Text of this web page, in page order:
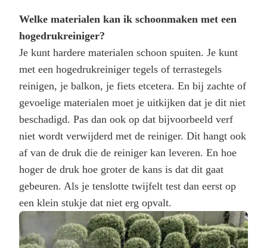
Welke materialen kan ik schoonmaken met een
hogedrukreiniger?
Je kunt hardere materialen schoon spuiten. Je kunt
met een hogedrukreiniger tegels of terrastegels
reinigen, je balkon, je fiets etcetera. En bij zachte of
gevoelige materialen moet je uitkijken dat je dit niet
beschadigd. Pas dan ook op dat bijvoorbeeld verf
niet wordt verwijderd met de reiniger. Dit hangt ook
af van de druk die de reiniger kan leveren. En hoe
hoger de druk hoe groter de kans is dat dit gaat
gebeuren. Als je tenslotte twijfelt test dan eerst op
een klein stukje dat niet erg opvalt.